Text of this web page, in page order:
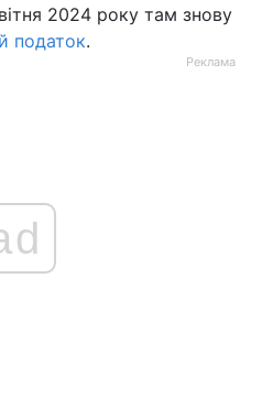
2024 року там знову
податок.
Реклама